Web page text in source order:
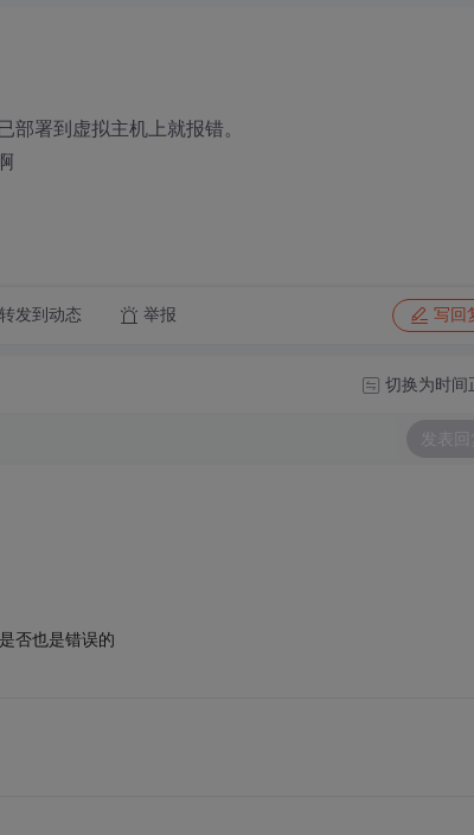
署到虚拟主机上就报错。
转发到动态 举报 写回
切换为时间
发表回
否也是错误的